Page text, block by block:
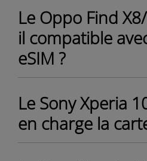
Le Oppo Find
il compatible
eSIM ?
Le Sony Xperia
en charge la